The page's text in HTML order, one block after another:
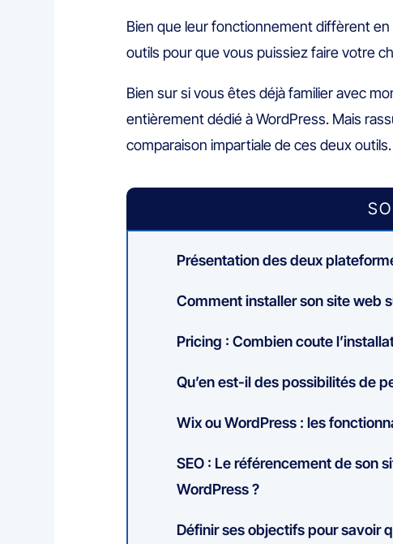
Bien que leur fonctionnement diffèrent
outils pour que vous puissiez faire votre
Bien sur si vous êtes déjà familier avec
entièrement dédié à WordPress. Mais
comparaison impartiale de ces deux outils.
Présentation des deux
Comment installer son site web
Pricing : Combien coute
Qu’en est-il des possibilités de
Wix ou WordPress : les
SEO : Le référencement de son
WordPress ?
Définir ses objectifs pour savoir